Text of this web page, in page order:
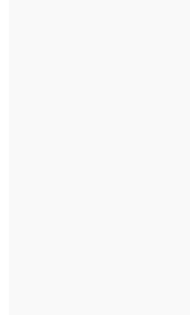
belysning fullt ut.
heller ersätta
skillnad från
naturligt dagsljus
riktning över
– Försöken
länge. Det